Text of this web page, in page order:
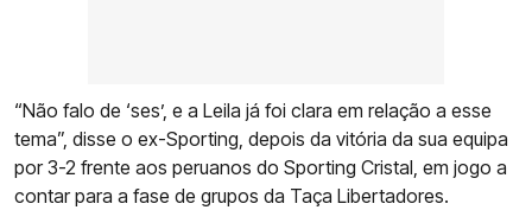
“Não falo de ‘ses’, e a Leila já foi clara em relação a esse
tema”, disse o ex-Sporting, depois da vitória da sua equipa
por 3-2 frente aos peruanos do Sporting Cristal, em jogo a
contar para a fase de grupos da Taça Libertadores.